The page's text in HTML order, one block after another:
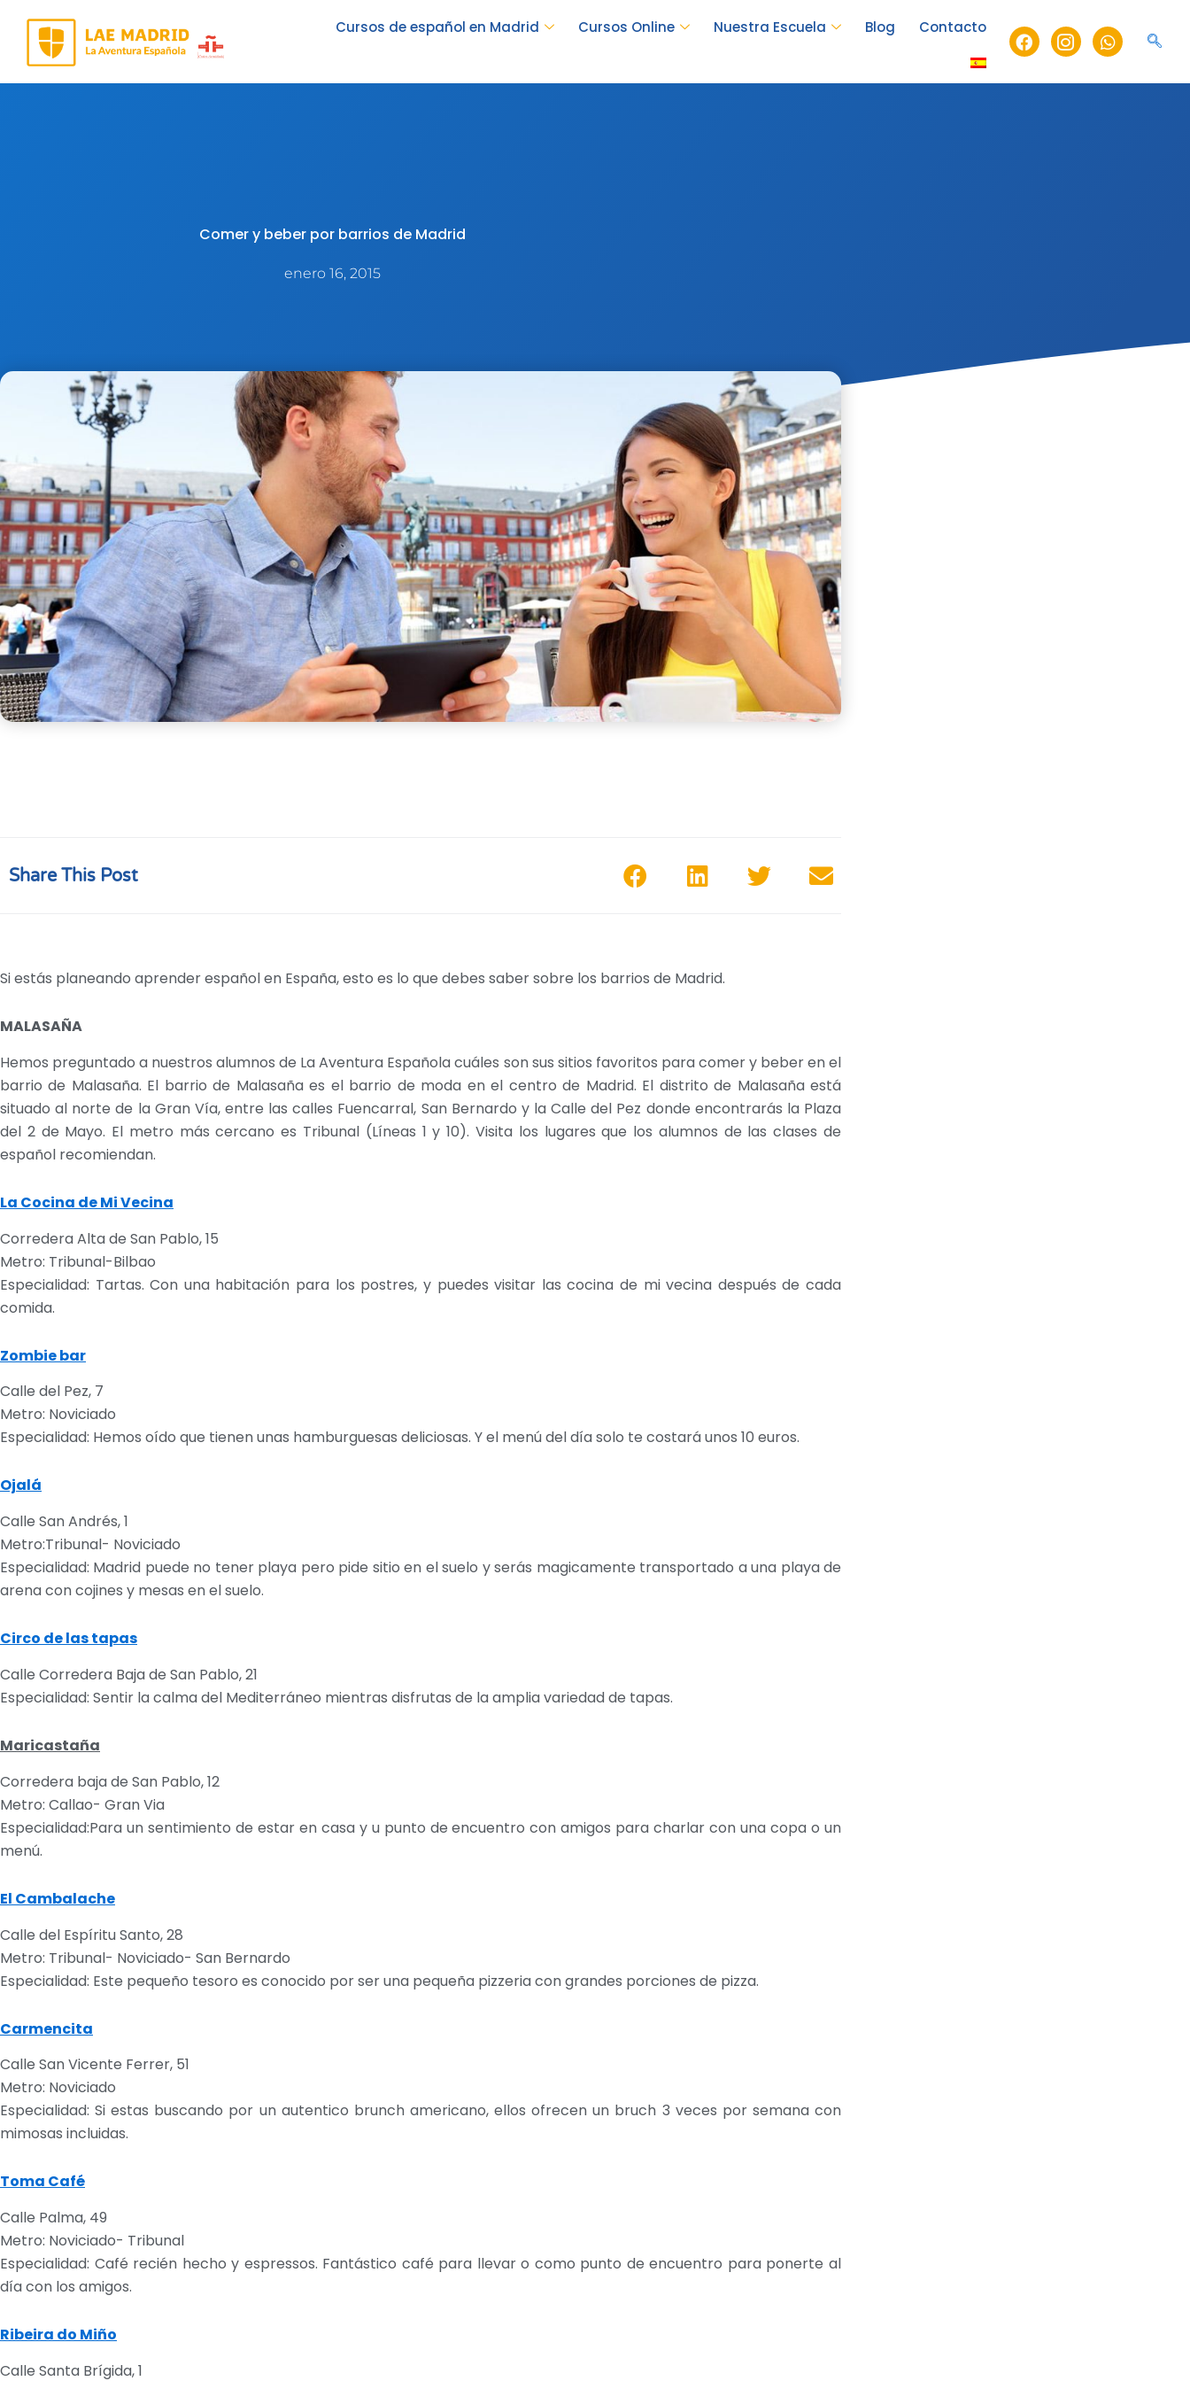
contenido
Cursos de español en Madrid Cursos Online Nuestra Escuela Blog Contacto Facebook
Icon-
instagram-
Whatsapp
Comer y beber por barrios de Madrid
enero 16, 2015
Share This Post
Si estás planeando aprender español en España, esto es lo que debes saber sobre los barrios de Madrid.
MALASAÑA
Hemos preguntado a nuestros alumnos de La Aventura Española cuáles son sus sitios favoritos para comer y beber en el
barrio de Malasaña. El barrio de Malasaña es el barrio de moda en el centro de Madrid. El distrito de Malasaña está
situado al norte de la Gran Vía, entre las calles Fuencarral, San Bernardo y la Calle del Pez donde encontrarás la Plaza
del 2 de Mayo. El metro más cercano es Tribunal (Líneas 1 y 10). Visita los lugares que los alumnos de las clases de
español recomiendan.
La Cocina de Mi Vecina
Corredera Alta de San Pablo, 15
Metro: Tribunal-Bilbao
Especialidad: Tartas. Con una habitación para los postres, y puedes visitar las cocina de mi vecina después de cada
comida.
Zombie bar
Calle del Pez, 7
Metro: Noviciado
Especialidad: Hemos oído que tienen unas hamburguesas deliciosas. Y el menú del día solo te costará unos 10 euros.
Ojalá
Calle San Andrés, 1
Metro:Tribunal- Noviciado
Especialidad: Madrid puede no tener playa pero pide sitio en el suelo y serás magicamente transportado a una playa de
arena con cojines y mesas en el suelo.
Circo de las tapas
Calle Corredera Baja de San Pablo, 21
Especialidad: Sentir la calma del Mediterráneo mientras disfrutas de la amplia variedad de tapas.
Maricastaña
Corredera baja de San Pablo, 12
Metro: Callao- Gran Via
Especialidad:Para un sentimiento de estar en casa y u punto de encuentro con amigos para charlar con una copa o un
menú.
El Cambalache
Calle del Espíritu Santo, 28
Metro: Tribunal- Noviciado- San Bernardo
Especialidad: Este pequeño tesoro es conocido por ser una pequeña pizzeria con grandes porciones de pizza.
Carmencita
Calle San Vicente Ferrer, 51
Metro: Noviciado
Especialidad: Si estas buscando por un autentico brunch americano, ellos ofrecen un bruch 3 veces por semana con
mimosas incluidas.
Toma Café
Calle Palma, 49
Metro: Noviciado- Tribunal
Especialidad: Café recién hecho y espressos. Fantástico café para llevar o como punto de encuentro para ponerte al
día con los amigos.
Ribeira do Miño
Calle Santa Brígida, 1